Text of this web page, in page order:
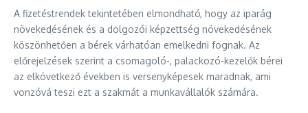
A fizetéstrendek tekintetében elmondható, hogy az iparág
növekedésének és a dolgozói képzettség növekedésének
köszönhetően a bérek várhatóan emelkedni fognak. Az
előrejelzések szerint a csomagoló-, palackozó-kezelők bérei
az elkövetkező években is versenyképesek maradnak, ami
vonzóvá teszi ezt a szakmát a munkavállalók számára.